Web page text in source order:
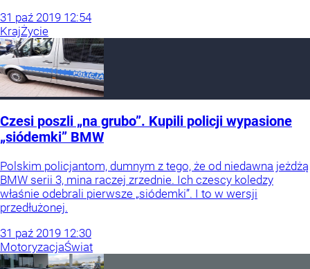
31 paź 2019 12:54
KrajŻycie
Czesi poszli „na grubo”. Kupili policji wypasione
„siódemki” BMW
Polskim policjantom, dumnym z tego, że od niedawna jeżdżą
BMW serii 3, mina raczej zrzednie. Ich czescy koledzy
właśnie odebrali pierwsze „siódemki”. I to w wersji
przedłużonej.
31 paź 2019 12:30
MotoryzacjaŚwiat